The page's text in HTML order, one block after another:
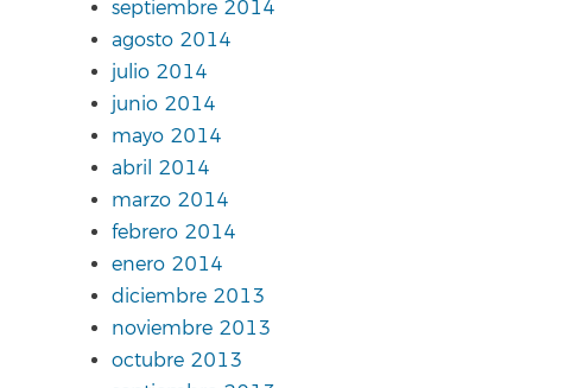
septiembre 2014
agosto 2014
julio 2014
junio 2014
mayo 2014
abril 2014
marzo 2014
febrero 2014
enero 2014
diciembre 2013
noviembre 2013
octubre 2013